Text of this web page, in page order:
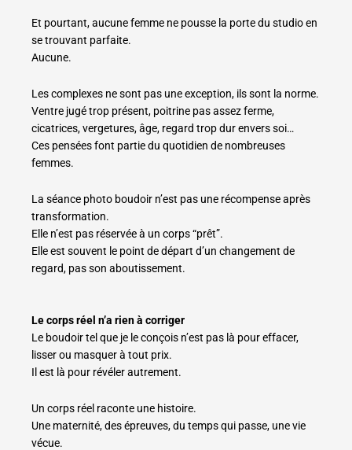
Et pourtant, aucune femme ne pousse la porte du studio en
se trouvant parfaite.
Aucune.
Les complexes ne sont pas une exception, ils sont la norme.
Ventre jugé trop présent, poitrine pas assez ferme,
cicatrices, vergetures, âge, regard trop dur envers soi…
Ces pensées font partie du quotidien de nombreuses
femmes.
La séance photo boudoir n’est pas une récompense après
transformation.
Elle n’est pas réservée à un corps “prêt”.
Elle est souvent le point de départ d’un changement de
regard, pas son aboutissement.
Le corps réel n’a rien à corriger
Le boudoir tel que je le conçois n’est pas là pour effacer,
lisser ou masquer à tout prix.
Il est là pour révéler autrement.
Un corps réel raconte une histoire.
Une maternité, des épreuves, du temps qui passe, une vie
vécue.